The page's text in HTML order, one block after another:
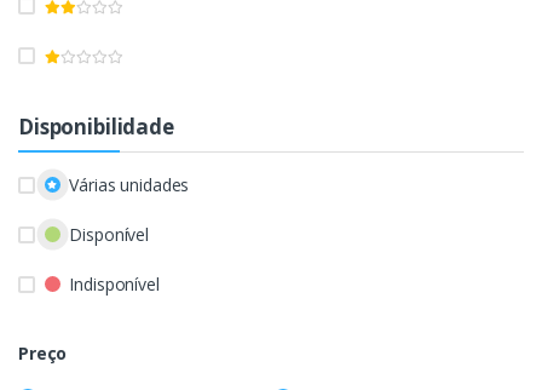
Disponibilidade
Várias unidades
Disponível
Indisponível
Preço